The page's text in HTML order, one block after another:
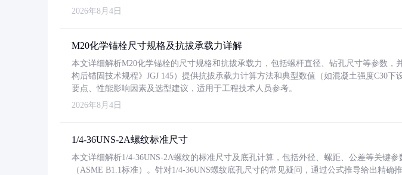
2026年8月4日
M20化学锚栓尺寸规格及抗拔承载力详解
本文详细解析M20化学锚栓的尺寸规格和抗拔承载力，包括螺杆直径、钻孔尺寸等参数，
构后锚固技术规程》JGJ 145）提供抗拔承载力计算方法和典型数值（如混凝土强度C30下
要点、性能影响因素及选型建议，适用于工程技术人员参考。
2026年8月4日
1/4-36UNS-2A螺纹标准尺寸
本文详细解析1/4-36UNS-2A螺纹的标准尺寸及底孔计算，包括外径、螺距、公差等关键
（ASME B1.1标准）。针对1/4-36UNS螺纹底孔尺寸的常见疑问，通过公式推导给出精确